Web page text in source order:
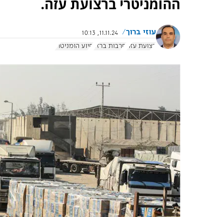
ההומניטרי ברצועת עזה.
עוזי ברוך
11.11.24, 10:13
רצועת עזה
חרבות ברזל סיוע הומניטרי